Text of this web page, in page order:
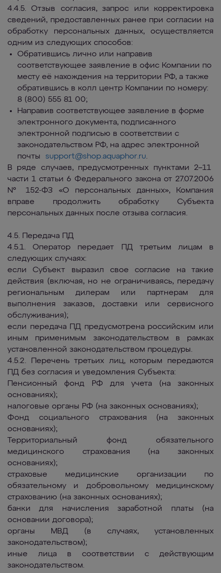
4.4.5. Отзыв согласия, запрос или корректировка
сведений, предоставленных ранее при согласии на
обработку персональных данных, осуществляется
одним из следующих способов:
Обратившись лично или направив
соответствующее заявление в офис Компании по
месту её нахождения на территории РФ, а также
обратившись в колл центр Компании по номеру:
8 (800) 555 81 00;
Направив соответствующее заявление в форме
электронного документа, подписанного
электронной подписью в соответствии с
законодательством РФ, на адрес электронной
почты support@shop.aquaphor.ru.
В ряде случаев, предусмотренных пунктами 2–11
части 1 статьи 6 Федерального закона от 27.07.2006
№ 152-ФЗ «О персональных данных», Компания
вправе продолжить обработку Субъекта
персональных данных после отзыва согласия.
4.5. Передача ПД
4.5.1. Оператор передает ПД третьим лицам в
следующих случаях:
если Субъект выразил свое согласие на такие
действия (включая, но не ограничиваясь, передачу
региональным дилерам или партнерам для
выполнения заказов, доставки или сервисного
обслуживания);
если передача ПД предусмотрена российским или
иным применимым законодательством в рамках
установленной законодательством процедуры.
4.5.2. Перечень третьих лиц, которым передаются
ПД без согласия и уведомления Субъекта:
Пенсионный фонд РФ для учета (на законных
основаниях);
налоговые органы РФ (на законных основаниях);
Фонд социального страхования (на законных
основаниях);
Территориальный фонд обязательного
медицинского страхования (на законных
основаниях);
страховые медицинские организации по
обязательному и добровольному медицинскому
страхованию (на законных основаниях);
банки для начисления заработной платы (на
основании договора);
органы МВД (в случаях, установленных
законодательством);
иные лица в соответствии с действующим
законодательством.